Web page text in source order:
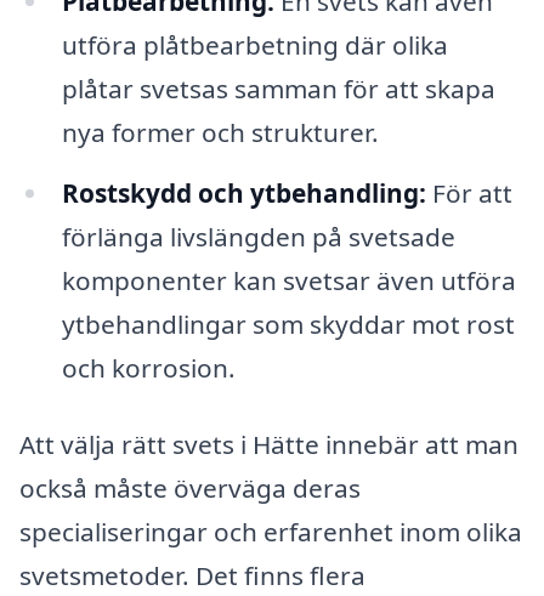
utföra plåtbearbetning där olika
plåtar svetsas samman för att skapa
nya former och strukturer.
Rostskydd och ytbehandling: För att
förlänga livslängden på svetsade
komponenter kan svetsar även utföra
ytbehandlingar som skyddar mot rost
och korrosion.
Att välja rätt svets i Hätte innebär att man
också måste överväga deras
specialiseringar och erfarenhet inom olika
svetsmetoder. Det finns flera